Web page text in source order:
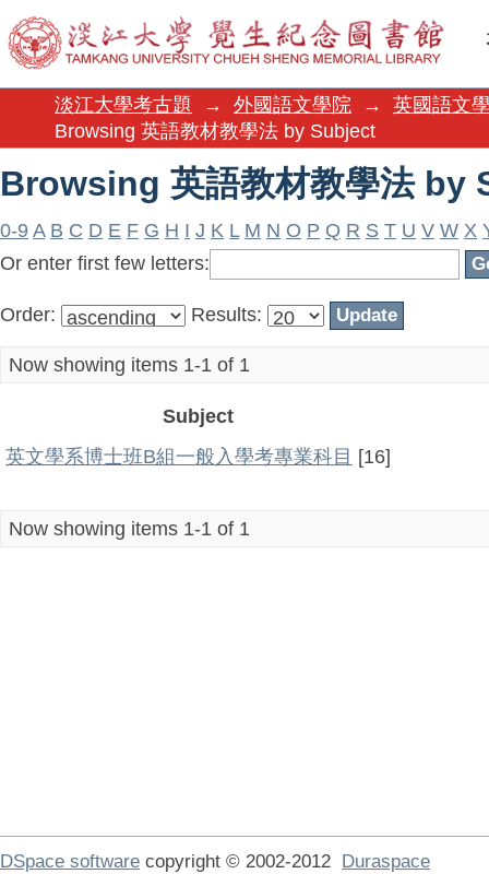
Browsing 英語教材教學法 by
淡江大學考古題 → 外國語文學院 →
英國語文
Browsing 英語教材教學法 by Subject
Browsing 英語教材教學法 by
0-9 A B C D E F G H I J K L M N O P Q R S T U V W X
Or enter first few letters:
Order: Results:
Now showing items 1-1 of 1
Subject
英文學系博士班B組一般入學考專業科目 [16]
Now showing items 1-1 of 1
DSpace software copyright © 2002-2012 Duraspace